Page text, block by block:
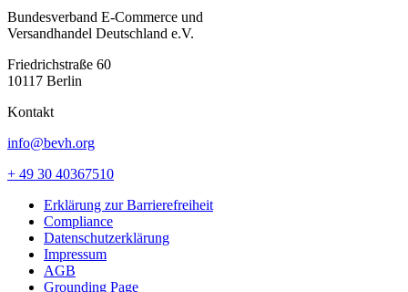
Bundesverband E-Commerce und
Versandhandel Deutschland e.V.
Friedrichstraße 60
10117 Berlin
Kontakt
info@bevh.org
+ 49 30 40367510
Erklärung zur Barrierefreiheit
Compliance
Datenschutzerklärung
Impressum
AGB
Grounding Page